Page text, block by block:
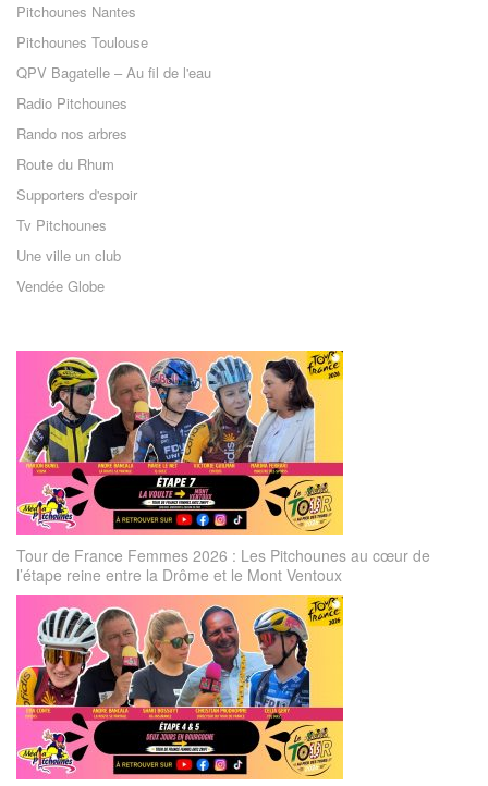
Pitchounes Nantes
Pitchounes Toulouse
QPV Bagatelle – Au fil de l'eau
Radio Pitchounes
Rando nos arbres
Route du Rhum
Supporters d'espoir
Tv Pitchounes
Une ville un club
Vendée Globe
Tour de France Femmes 2026 : Les Pitchounes au cœur de
l’étape reine entre la Drôme et le Mont Ventoux